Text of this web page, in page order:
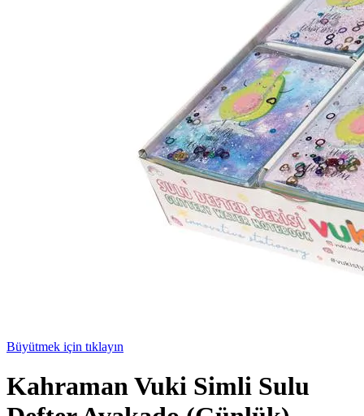
Büyütmek için tıklayın
Kahraman Vuki Simli Sulu